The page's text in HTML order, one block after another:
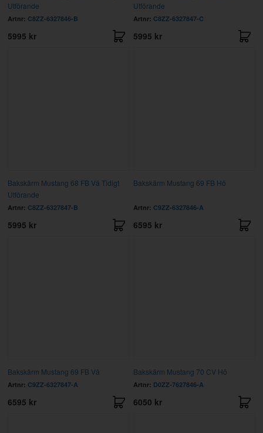
Utförande
Artnr: C8ZZ-6327846-B
5995 kr
Utförande
Artnr: C8ZZ-6327847-C
5995 kr
Bakskärm Mustang 68 FB Vä Tidigt
Utförande
Artnr: C8ZZ-6327847-B
5995 kr
Bakskärm Mustang 69 FB Hö
Artnr: C9ZZ-6327846-A
6595 kr
Bakskärm Mustang 69 FB Vä
Artnr: C9ZZ-6327847-A
6595 kr
Bakskärm Mustang 70 CV Hö
Artnr: D0ZZ-7627846-A
6050 kr